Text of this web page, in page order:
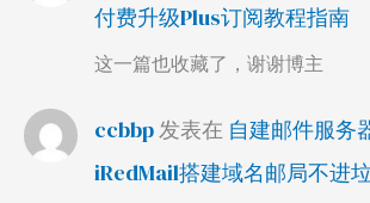
付费升级Plus订阅教程指南
这一篇也收藏了，谢谢博主
ccbbp发表在 自建邮件服务
iRedMail搭建域名邮局不进